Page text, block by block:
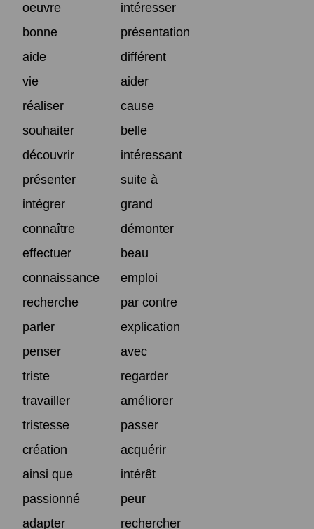
oeuvre
intéresser
bonne
présentation
aide
différent
vie
aider
réaliser
cause
souhaiter
belle
découvrir
intéressant
présenter
suite à
intégrer
grand
connaître
démonter
effectuer
beau
connaissance
emploi
recherche
par contre
parler
explication
penser
avec
triste
regarder
travailler
améliorer
tristesse
passer
création
acquérir
ainsi que
intérêt
passionné
peur
adapter
rechercher